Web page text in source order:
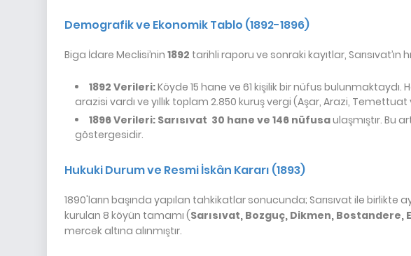
Demografik ve Ekonomik Tablo (1892-1896)
Biga İdare Meclisi’nin 1892 tarihli raporu ve sonraki kayıtlar,
1892 Verileri:Köyde 15 hane ve 61 kişilik bir nüfus
arazisi vardı ve yıllık toplam 2.850 kuruş vergi (Aşar, Arazi,
1896 Verileri: Sarısıvat 30 hane ve 146 nüfusaulaşmıştır. Bu
göstergesidir.
Hukuki Durum ve Resmi İskân Kararı (1893)
1890'ların başında yapılan tahkikatlar sonucunda; Sarısıvat ile birlikte
kurulan 8 köyün tamamı (Sarısıvat, Bozguç, Dikmen, Bostandere,
mercek altına alınmıştır.